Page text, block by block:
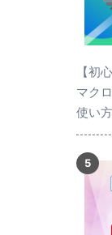
【初
マク
使い